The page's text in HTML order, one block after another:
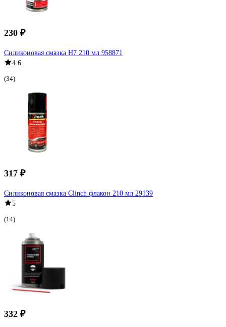
230 ₽
Силиконовая смазка H7 210 мл 958871
4.6
(34)
317 ₽
Силиконовая смазка Clinch флакон 210 мл 29139
5
(14)
332 ₽